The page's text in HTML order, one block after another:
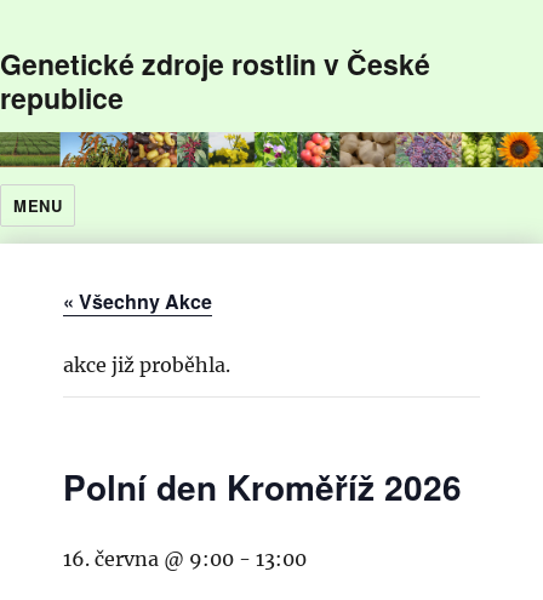
Genetické zdroje rostlin v České
republice
MENU
« Všechny Akce
akce již proběhla.
Polní den Kroměříž 2026
16. června @ 9:00- 13:00